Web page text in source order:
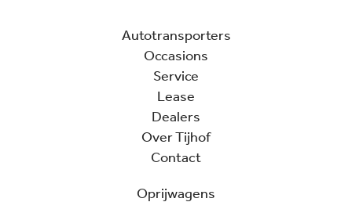
Autotransporters
Occasions
Service
Lease
Dealers
Over Tijhof
Contact
Oprijwagens